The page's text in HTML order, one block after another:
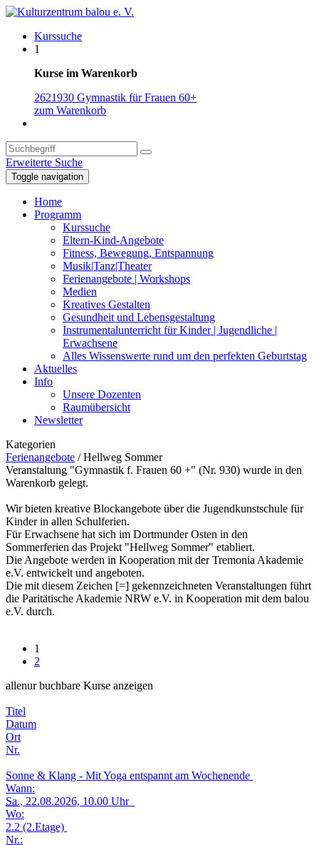
Kurssuche
1
Kurse im Warenkorb
2621930 Gymnastik für Frauen 60+
zum Warenkorb
Erweiterte Suche
Toggle navigation
Home
Programm
Kurssuche
Eltern-Kind-Angebote
Fitness, Bewegung, Entspannung
Musik|Tanz|Theater
Ferienangebote | Workshops
Medien
Kreatives Gestalten
Gesundheit und Lebensgestaltung
Instrumentalunterricht für Kinder | Jugendliche |
Erwachsene
Alles Wissenswerte rund um den perfekten Geburtstag
Aktuelles
Info
Unsere Dozenten
Raumübersicht
Newsletter
Kategorien
Ferienangebote /Hellweg Sommer
Veranstaltung "Gymnastik f. Frauen 60 +" (Nr. 930) wurde in den
Warenkorb gelegt.
Wir bieten kreative Blockangebote über die Jugendkunstschule für
Kinder in allen Schulferien.
Für Erwachsene hat sich im Dortmunder Osten in den
Sommerferien das Projekt "Hellweg Sommer" etabliert.
Die Angebote werden in Kooperation mit der Tremonia Akademie
e.V. entwickelt und angeboten.
Die mit diesem Zeichen [=] gekennzeichneten Veranstaltungen führt
die Paritätische Akademie NRW e.V. in Kooperation mit dem balou
e.V. durch.
1
2
allenur buchbare Kurse anzeigen
Titel
Datum
Ort
Nr.
Sonne & Klang - Mit Yoga entspannt am Wochenende
Wann:
Sa., 22.08.2026, 10.00 Uhr
Wo:
2.2 (2.Etage)
Nr.: